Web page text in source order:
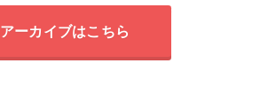
アーカイブはこちら